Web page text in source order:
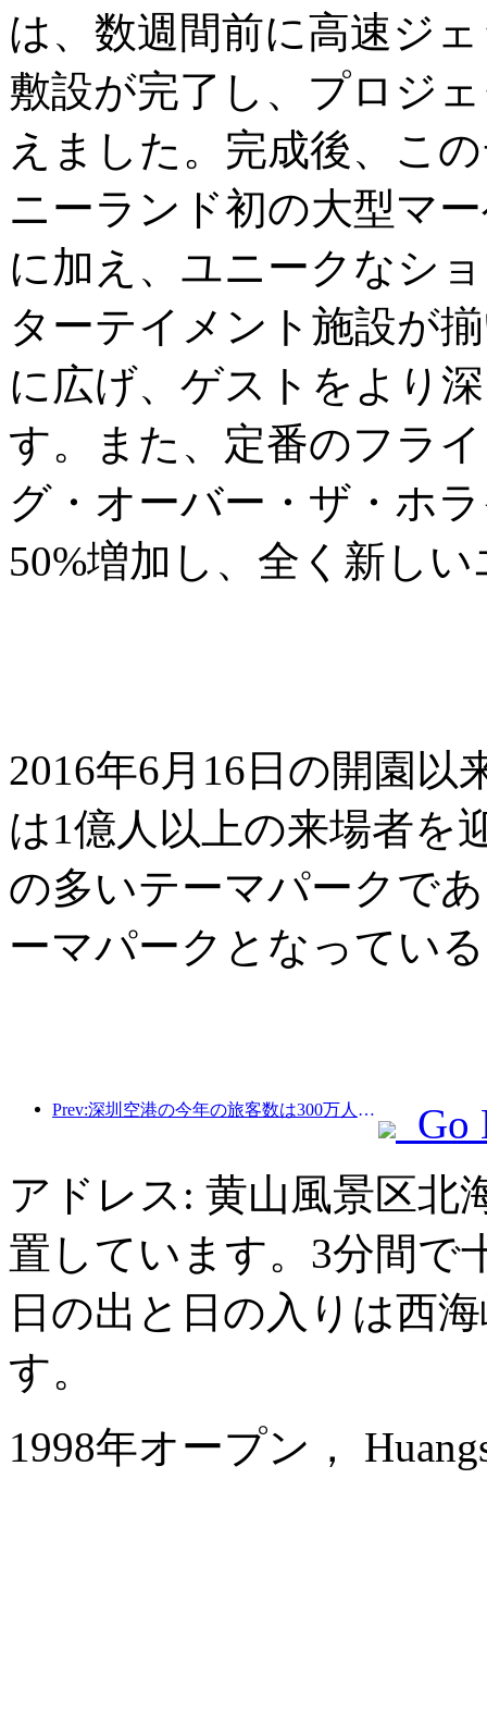
は、数週間前に高速ジ
敷設が完了し、プロジ
えました。完成後、こ
ニーランド初の大型マ
に加え、ユニークなシ
ターテイメント施設が
に広げ、ゲストをより
す。また、定番のフラ
グ・オーバー・ザ・ホ
50%増加し、全く新し
2016年6月16日の開園
は1億人以上の来場者を
の多いテーマパークで
ーマパークとなってい
Prev:深圳空港の今年の旅客数は300万人を超え、同期間の新記録を樹立した。
Go
アドレス: 黄山風景区北
置しています。3分間で
日の出と日の入りは西
す。
1998年オープン，